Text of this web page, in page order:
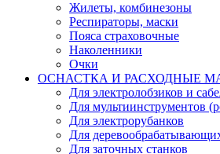
Жилеты, комбинезоны
Респираторы, маски
Пояса страховочные
Наколенники
Очки
ОСНАСТКА И РАСХОДНЫЕ
Для электролобзиков и
Для мультиинструментов
Для электрорубанков
Для
Для заточных станков